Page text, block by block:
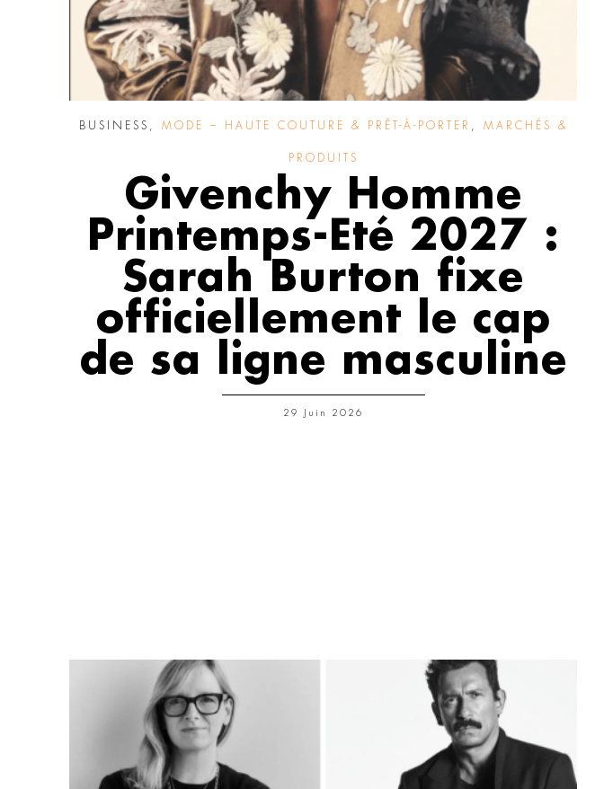
BUSINESS MODE – HAUTE COUTURE & PRÊT-À-PORTER MARCHÉS &
PRODUITS
Givenchy Homme
Printemps-Eté 2027 :
Sarah Burton fixe
officiellement le cap
de sa ligne masculine
29 Juin 2026